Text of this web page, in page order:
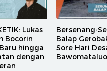
Lukas
Bocorin
hingga
dengan
Bersenang-
Balap
Sore Hari